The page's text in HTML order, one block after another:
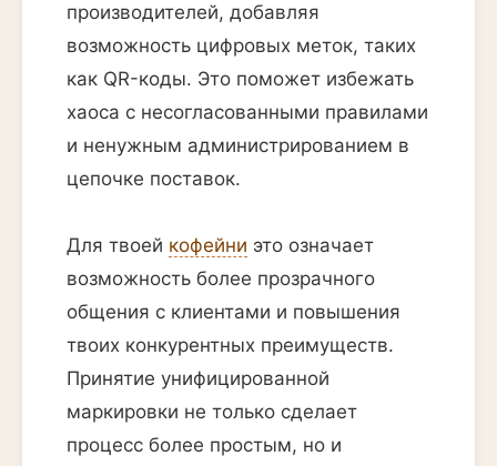
производителей, добавляя
возможность цифровых меток, таких
как QR-коды. Это поможет избежать
хаоса с несогласованными правилами
и ненужным администрированием в
цепочке поставок.
Для твоей кофейни это означает
возможность более прозрачного
общения с клиентами и повышения
твоих конкурентных преимуществ.
Принятие унифицированной
маркировки не только сделает
процесс более простым, но и